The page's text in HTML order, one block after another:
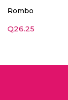
Rombo
Q26.25